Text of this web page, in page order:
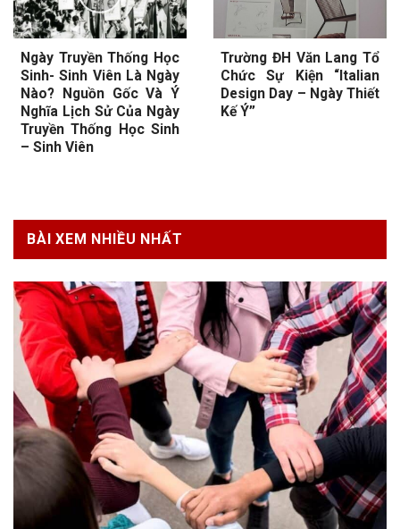
Ngày Truyền Thống Học
Sinh- Sinh Viên Là Ngày
Nào? Nguồn Gốc Và Ý
Nghĩa Lịch Sử Của Ngày
Truyền Thống Học Sinh
– Sinh Viên
Trường ĐH Văn Lang Tổ
Chức Sự Kiện “Italian
Design Day – Ngày Thiết
Kế Ý”
BÀI XEM NHIỀU NHẤT